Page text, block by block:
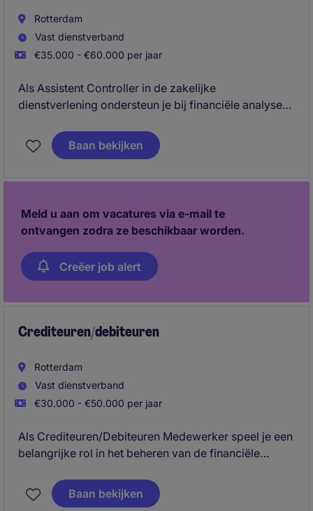
Rotterdam
Vast dienstverband
€35.000 - €60.000 per jaar
Als Assistent Controller in de zakelijke
dienstverlening ondersteun je bij financiële analyses
om financiële processen soepel te laten verlopen.
Baan bekijken
Meld u aan om vacatures via e-mail te
ontvangen zodra ze beschikbaar worden.
Creëer job alert
Crediteuren/debiteuren
Rotterdam
Vast dienstverband
€30.000 - €50.000 per jaar
Als Crediteuren/Debiteuren Medewerker speel je een
belangrijke rol in het beheren van de financiële
jouw nauwkeurigheid en organisatorisch talent zorg
je voor een soepel verloop van de crediteuren- en
Baan bekijken